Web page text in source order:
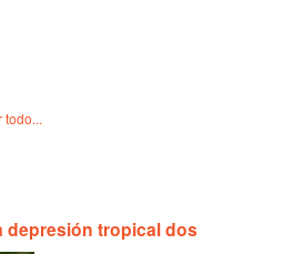
todo...
depresión tropical dos